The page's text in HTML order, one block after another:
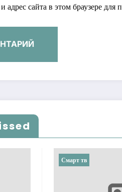
сайта в этом браузере
Смарт тв